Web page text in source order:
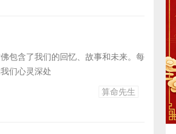
包含了我们的回忆、故事和未来。每
们心灵深处
算命先生